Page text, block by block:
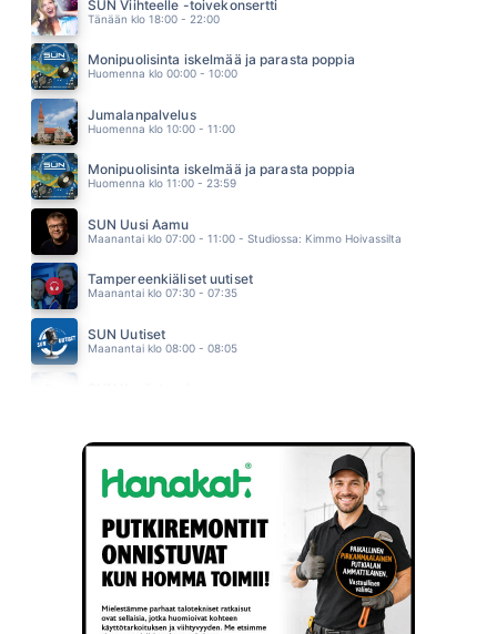
ALEKSANTERI HAKANIEMI
08.01
IRWIN
07.56
SCANDINAVIAN MUSIC GROUP
07.42
SUN Viihteelle -toivekonsertti
Tänään klo 18:00 - 22:00
Monipuolisinta iskelmää ja parasta poppia
Huomenna klo 00:00 - 10:00
Jumalanpalvelus
Huomenna klo 10:00 - 11:00
Monipuolisinta iskelmää ja parasta poppia
Huomenna klo 11:00 - 23:59
SUN Uusi Aamu
Maanantai klo 07:00 - 11:00 - Studiossa: Kimmo Hoivassilta
Tampereenkiäliset uutiset
Maanantai klo 07:30 - 07:35
SUN Uutiset
Maanantai klo 08:00 - 08:05